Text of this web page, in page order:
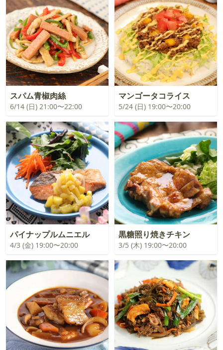
スパム青椒肉絲
6/14 (日) 21:00〜22:00
マンゴータコライス
5/24 (日) 19:00〜20:00
パイナップルムニエル
4/3 (金) 19:00〜20:00
黒糖照り焼きチキン
3/5 (木) 19:00〜20:00